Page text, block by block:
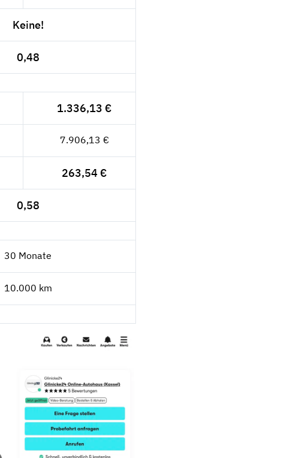
Keine!
0,48
1.336,13 €
7.906,13 €
263,54 €
0,58
30 Monate
10.000 km